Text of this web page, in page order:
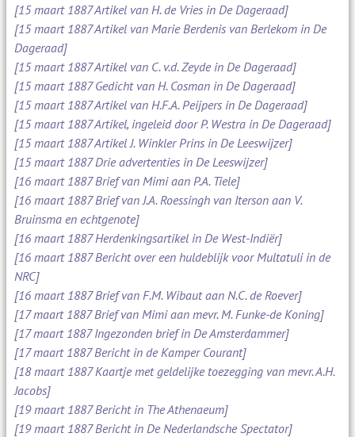
[15 maart 1887 Artikel van H. de Vries in De Dageraad]
[15 maart 1887 Artikel van Marie Berdenis van Berlekom in De
Dageraad]
[15 maart 1887 Artikel van C. v.d. Zeyde in De Dageraad]
[15 maart 1887 Gedicht van H. Cosman in De Dageraad]
[15 maart 1887 Artikel van H.F.A. Peijpers in De Dageraad]
[15 maart 1887 Artikel, ingeleid door P. Westra in De Dageraad]
[15 maart 1887 Artikel J. Winkler Prins in De Leeswijzer]
[15 maart 1887 Drie advertenties in De Leeswijzer]
[16 maart 1887 Brief van Mimi aan P.A. Tiele]
[16 maart 1887 Brief van J.A. Roessingh van Iterson aan V.
Bruinsma en echtgenote]
[16 maart 1887 Herdenkingsartikel in De West-Indiër]
[16 maart 1887 Bericht over een huldeblijk voor Multatuli in de
NRC]
[16 maart 1887 Brief van F.M. Wibaut aan N.C. de Roever]
[17 maart 1887 Brief van Mimi aan mevr. M. Funke-de Koning]
[17 maart 1887 Ingezonden brief in De Amsterdammer]
[17 maart 1887 Bericht in de Kamper Courant]
[18 maart 1887 Kaartje met geldelijke toezegging van mevr. A.H.
Jacobs]
[19 maart 1887 Bericht in The Athenaeum]
[19 maart 1887 Bericht in De Nederlandsche Spectator]